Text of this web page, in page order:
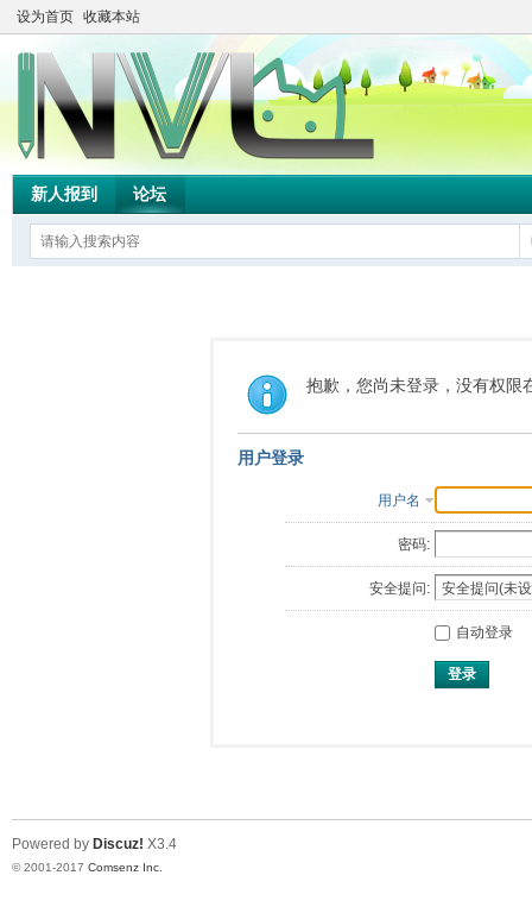
设为首页 收藏本站
新人报到 论坛
抱歉，您尚未登录，没有权限
用户登录
用户名
密码:
安全提问:
自动登录
登录
Powered by Discuz! X3.4
© 2001-2017 Comsenz Inc.